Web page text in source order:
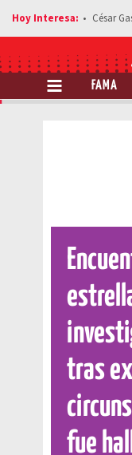
César
FAMA
tras
fue